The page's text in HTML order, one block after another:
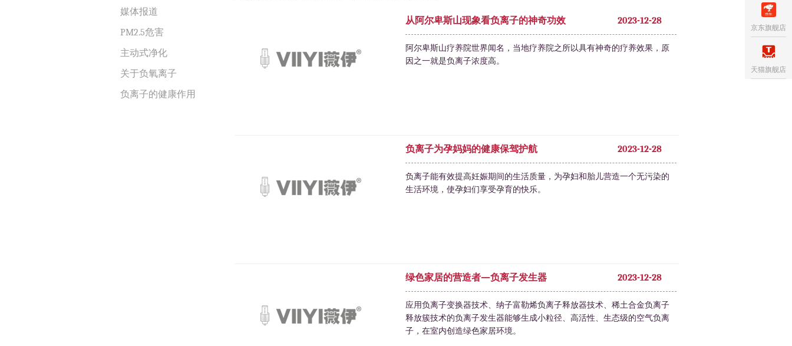
媒体报道
PM2.5危害
主动式净化
关于负氧离子
负离子的健康作用
从阿尔卑斯山现象看负离子的神奇功效 2023-12-28
阿尔卑斯山疗养院世界闻名，当地疗养院之所以具有神奇的疗养效果，原
因之一就是负离子浓度高。
负离子为孕妈妈的健康保驾护航 2023-12-28
负离子能有效提高妊娠期间的生活质量，为孕妇和胎儿营造一个无污染的
生活环境，使孕妇们享受孕育的快乐。
绿色家居的营造者—负离子发生器 2023-12-28
应用负离子变换器技术、纳子富勒烯负离子释放器技术、稀土合金负离子
释放簇技术的负离子发生器能够生成小粒径、高活性、生态级的空气负离
子，在室内创造绿色家居环境。
京东旗舰店
天猫旗舰店